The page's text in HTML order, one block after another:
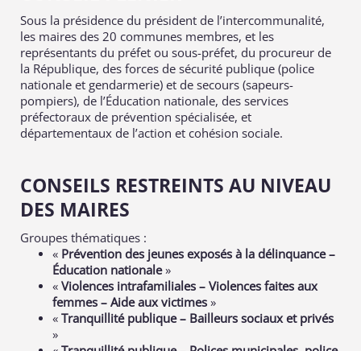
Sous la présidence du président de l’intercommunalité,
les maires des 20 communes membres, et les
représentants du préfet ou sous-préfet, du procureur de
la République, des forces de sécurité publique (police
nationale et gendarmerie) et de secours (sapeurs-
pompiers), de l’Éducation nationale, des services
préfectoraux de prévention spécialisée, et
départementaux de l’action et cohésion sociale.
CONSEILS RESTREINTS AU NIVEAU
DES MAIRES
Groupes thématiques :
« Prévention des jeunes exposés à la délinquance –
Éducation nationale»
« Violences intrafamiliales – Violences faites aux
femmes – Aide aux victimes »
« Tranquillité publique – Bailleurs sociaux et privés
»